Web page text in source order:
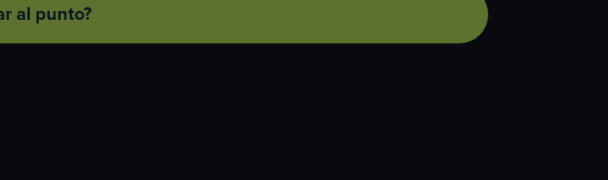
al punto?